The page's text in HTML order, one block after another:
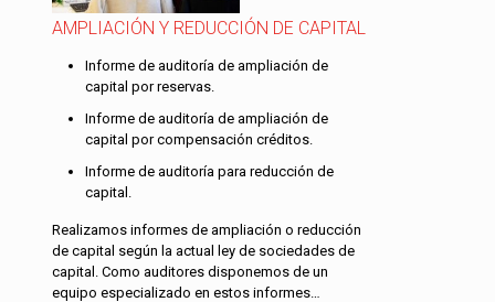
AMPLIACIÓN Y REDUCCIÓN DE CAPITAL
Informe de auditoría de ampliación de
capital por reservas.
Informe de auditoría de ampliación de
capital por compensación créditos.
Informe de auditoría para reducción de
capital.
Realizamos informes de ampliación o reducción
de capital según la actual ley de sociedades de
capital. Como auditores disponemos de un
equipo especializado en estos informes…